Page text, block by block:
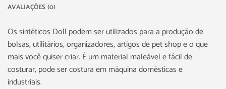
AVALIAÇÕES (0)
Os sintéticos Doll podem ser utilizados para a produção de
bolsas, utilitários, organizadores, artigos de pet shop e o que
mais você quiser criar. É um material maleável e fácil de
costurar, pode ser costura em máquina domésticas e
industriais.